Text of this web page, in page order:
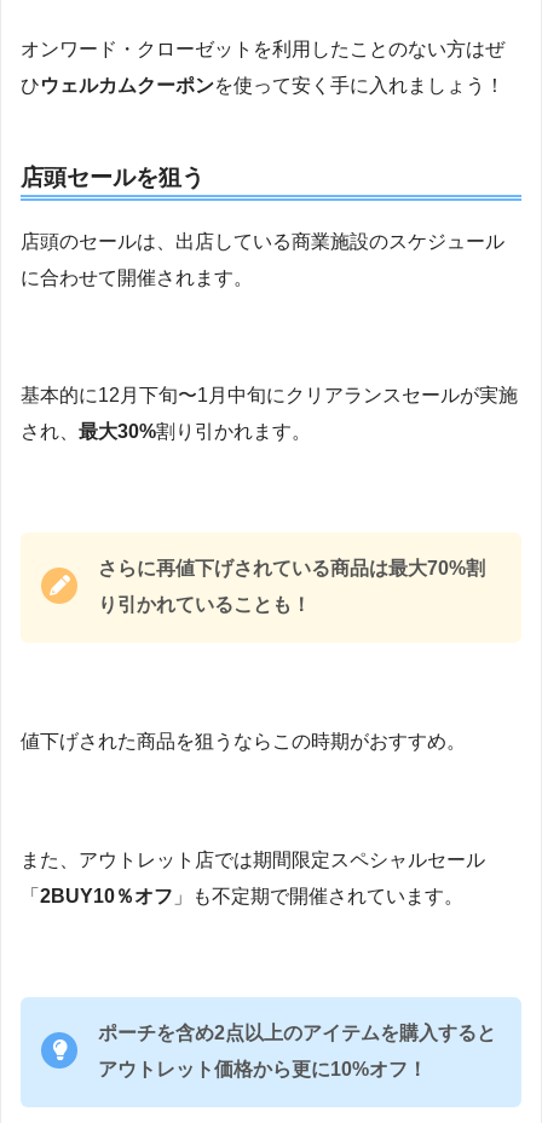
オンワード・クローゼットを利用したことのない方はぜ
ひウェルカムクーポンを使って安く手に入れましょう！
店頭セールを狙う
店頭のセールは、出店している商業施設のスケジュール
に合わせて開催されます。
基本的に12月下旬〜1月中旬にクリアランスセールが実施
され、 最大30%割り引かれます。
さらに再値下げされている商品は最大70%割
り引かれていることも！
値下げされた商品を狙うならこの時期がおすすめ。
また、アウトレット店では期間限定スペシャルセール
「 2BUY10％オフ 」も不定期で開催されています。
ポーチを含め2点以上のアイテムを購入すると
アウトレット価格から更に10%オフ！